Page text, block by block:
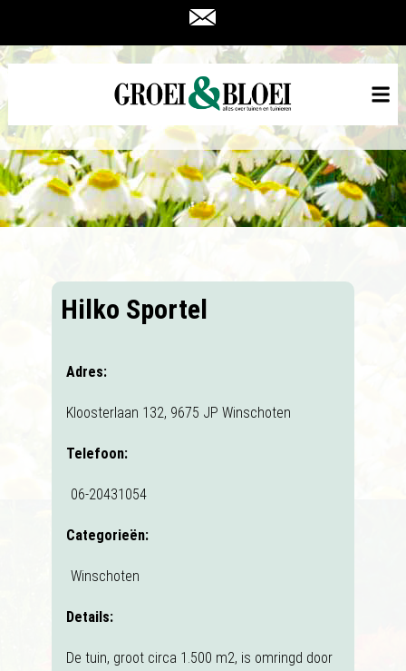
Hilko Sportel
Adres:
Kloosterlaan 132, 9675 JP Winschoten
Telefoon:
06-20431054
Categorieën:
Winschoten
Details:
De tuin, groot circa 1.500 m2, is omringd door